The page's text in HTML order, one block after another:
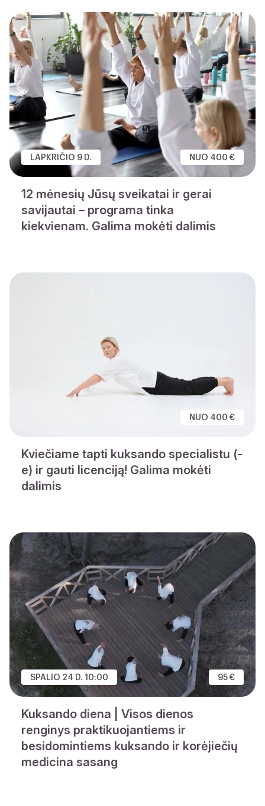
LAPKRIČIO 9 D. NUO 400 €
12 mėnesių Jūsų sveikatai ir gerai
savijautai – programa tinka
kiekvienam. Galima mokėti dalimis
NUO 400 €
Kviečiame tapti kuksando specialistu (-
e) ir gauti licenciją! Galima mokėti
dalimis
SPALIO 24 D. 10:00 95 €
Kuksando diena | Visos dienos
renginys praktikuojantiems ir
besidomintiems kuksando ir korėjiečių
medicina sasang